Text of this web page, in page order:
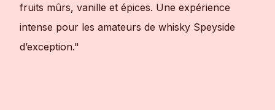
fruits mûrs, vanille et épices. Une expérience
intense pour les amateurs de whisky Speyside
d’exception."